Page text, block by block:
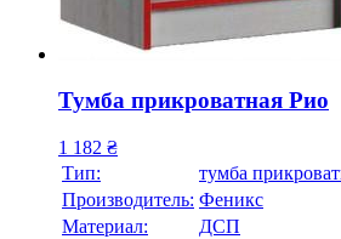
Тумба прикроватная Рио
1 182 ₴
Тип:
тумба
Производитель: Феникс
Материал:
ДСП